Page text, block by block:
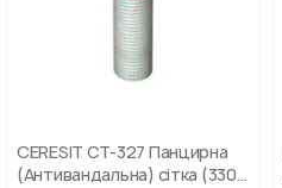
СERESIT СТ-327 Панцирна
(Антивандальна) сітка (330